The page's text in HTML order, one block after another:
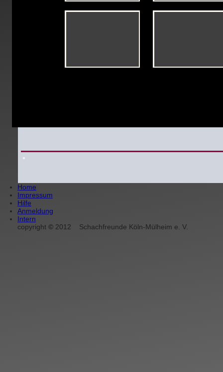
Home
Impressum
Hilfe
Anmeldung
Intern
copyright © 2012 Schachfreunde Köln-Mülheim e. V.